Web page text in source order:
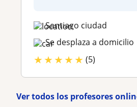
Santiago ciudad
Se desplaza a domicilio
★★★★★ (5)
Ver todos los profesores